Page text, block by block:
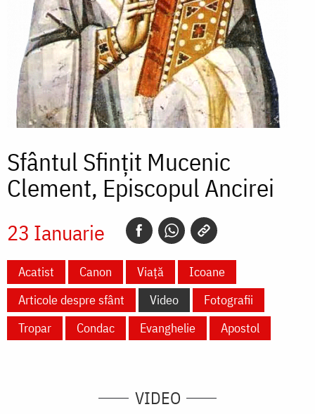
Sfântul Sfințit Mucenic
Clement, Episcopul Ancirei
23 Ianuarie
Acatist Canon Viață
Icoane
Articole despre sfânt
Video
Fotografii
Tropar
Condac Evanghelie Apostol
VIDEO